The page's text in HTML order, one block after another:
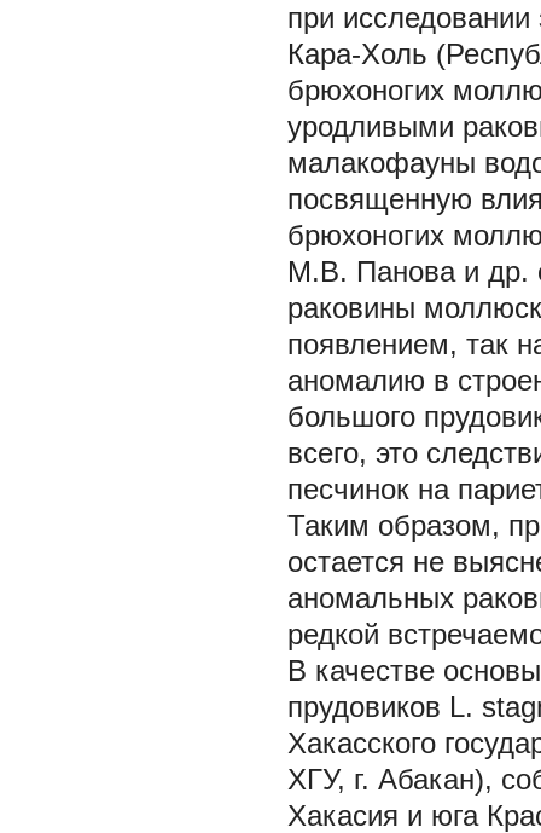
при исследовании
Кара-Холь
брюхоногих
уродливыми
малакофауны
посвященную
брюхоногих
М.В. Панова и др.
раковины
появлением, так
аномалию в
большого
всего, это
песчинок на
Таким образом,
остается не
аномальных
редкой
В качестве
прудовиков L.
Хакасского
ХГУ, г. Абакан),
Хакасия и юга